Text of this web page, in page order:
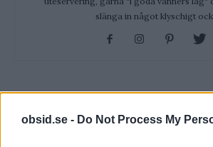
obsid.se - Do Not Process My
slänga in något klyschigt